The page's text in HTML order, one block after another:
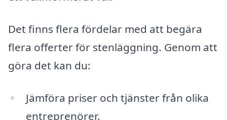
Det finns flera fördelar med att begära
flera offerter för stenläggning. Genom att
göra det kan du:
Jämföra priser och tjänster från olika
entreprenörer.